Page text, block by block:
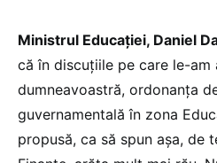
Ministrul Educației, Daniel
că în discuțiile pe care le-am
dumneavoastră, ordonanța
guvernamentală în zona
propusă, ca să spun așa, de